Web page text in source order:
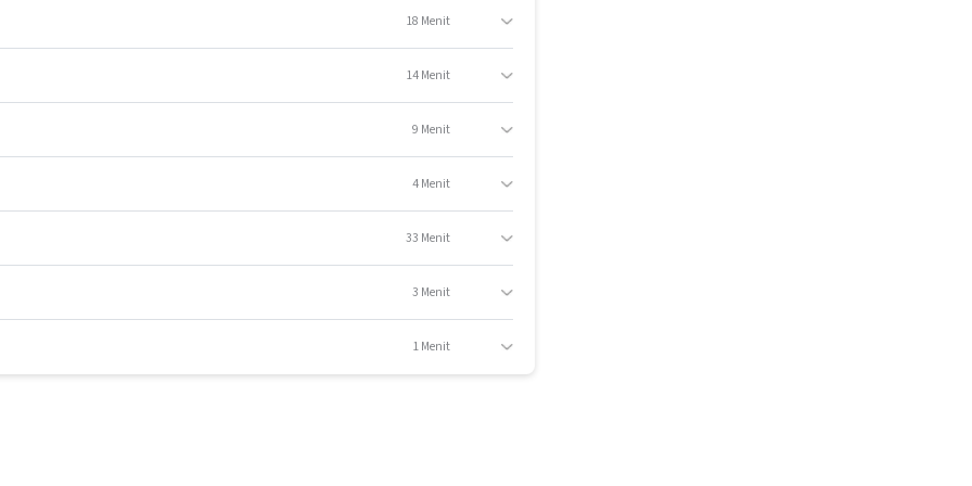
di rumah
bisnis dari rumah
18 Menit
14 Menit
9 Menit
4 Menit
33 Menit
3 Menit
1 Menit